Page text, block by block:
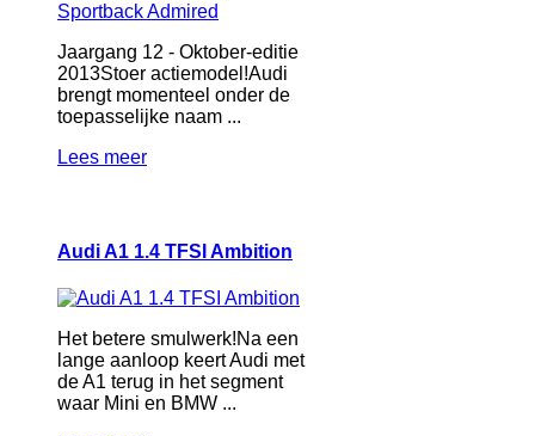
Jaargang 12 - Oktober-editie
2013Stoer actiemodel!Audi
brengt momenteel onder de
toepasselijke naam ...
Lees meer
Audi A1 1.4 TFSI Ambition
Het betere smulwerk!Na een
lange aanloop keert Audi met
de A1 terug in het segment
waar Mini en BMW ...